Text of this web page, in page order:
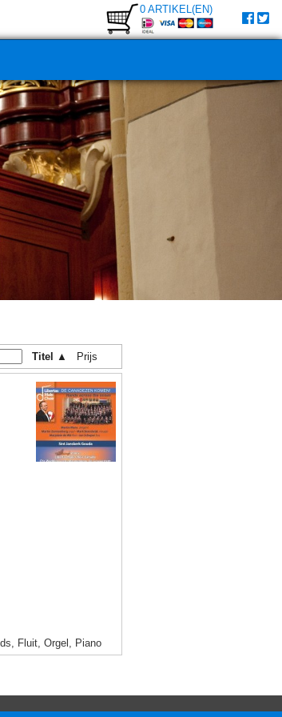
0 ARTIKEL(EN)
Titel ▲ Prijs
Fluit, Orgel, Piano